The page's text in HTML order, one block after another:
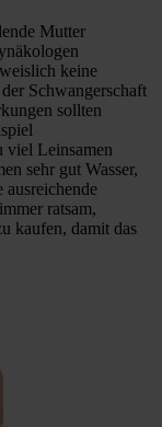
Mutter
keine
Schwangerschaft
sollten
viel Leinsamen
sehr gut Wasser,
ausreichende
ratsam,
kaufen, damit das